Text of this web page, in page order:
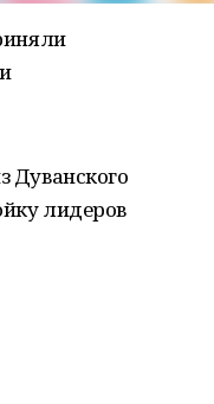
Дуванского
лидеров